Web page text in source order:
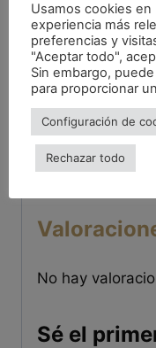
Origen
Alérgenos
No hay
Sé el
Usamos cookies
experiencia más
preferencias y
"Aceptar todo",
Sin embargo,
para proporcionar
Configuración de
Rechazar todo